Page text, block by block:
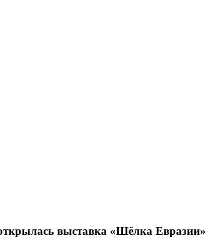
выставка «Шёлка Евразии»